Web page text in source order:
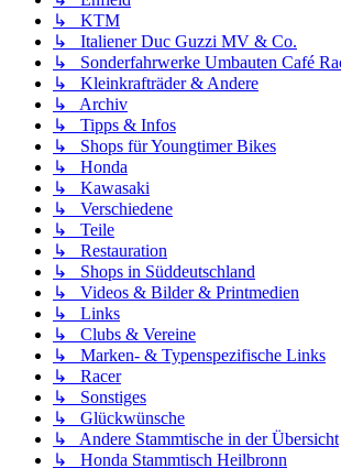
↳ KTM
↳ Italiener Duc Guzzi MV & Co.
↳ Sonderfahrwerke Umbauten Café
↳ Kleinkrafträder & Andere
↳ Archiv
↳ Tipps & Infos
↳ Shops für Youngtimer Bikes
↳ Honda
↳ Kawasaki
↳ Verschiedene
↳ Teile
↳ Restauration
↳ Shops in Süddeutschland
↳ Videos & Bilder & Printmedien
↳ Links
↳ Clubs & Vereine
↳ Marken- & Typenspezifische Links
↳ Racer
↳ Sonstiges
↳ Glückwünsche
↳ Andere Stammtische in der Übersicht
↳ Honda Stammtisch Heilbronn